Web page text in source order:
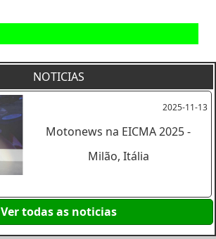
NOTICIAS
2025-11-13
Motonews na EICMA 2025 -
Milão, Itália
Ver todas as noticias